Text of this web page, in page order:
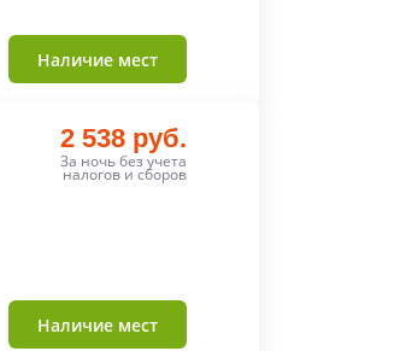
Наличие мест
2 538 руб.
За ночь без учета
налогов и сборов
Наличие мест